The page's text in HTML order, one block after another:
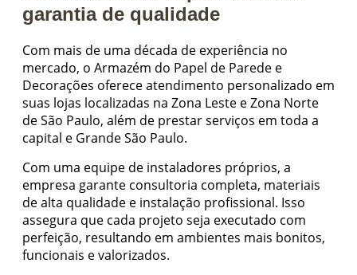
garantia de qualidade
Com mais de uma década de experiência no
mercado, o Armazém do Papel de Parede e
Decorações oferece atendimento personalizado em
suas lojas localizadas na Zona Leste e Zona Norte
de São Paulo, além de prestar serviços em toda a
capital e Grande São Paulo.
Com uma equipe de instaladores próprios, a
empresa garante consultoria completa, materiais
de alta qualidade e instalação profissional. Isso
assegura que cada projeto seja executado com
perfeição, resultando em ambientes mais bonitos,
funcionais e valorizados.